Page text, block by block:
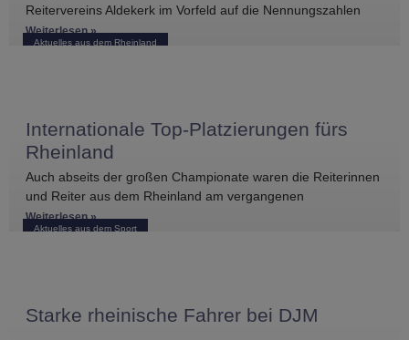
Aktuelles aus dem Rheinland
Reitervereins Aldekerk im Vorfeld auf die Nennungszahlen
vergleichbarer Turniere in der näheren Umgebung. Umso
größer war die
Weiterlesen »
Aktuelles aus dem Sport
Internationale Top-Platzierungen fürs
Rheinland
Auch abseits der großen Championate waren die Reiterinnen
und Reiter aus dem Rheinland am vergangenen
Wochenende international erfolgreich unterwegs. Bei
Weiterlesen »
Starke rheinische Fahrer bei DJM